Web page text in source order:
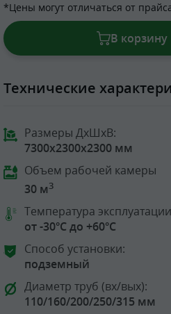
*Цены могут отличаться от
В корзину
Технические
Размеры ДхШхВ:
7300x2300x2300 мм
Объем рабочей камеры
30 м3
Температура
от -30°C до +60°C
Способ установки:
подземный
Диаметр труб (вх/вых):
110/160/200/250/315 мм